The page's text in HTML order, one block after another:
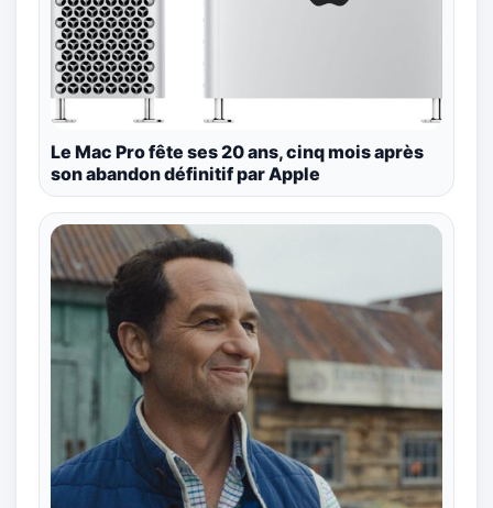
Le Mac Pro fête ses 20 ans, cinq mois après
son abandon définitif par Apple